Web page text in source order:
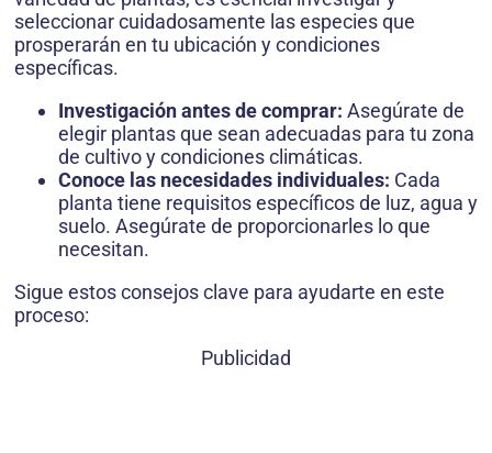
seleccionar cuidadosamente las especies que
prosperarán en tu ubicación y condiciones
específicas.
Investigación antes de comprar: Asegúrate de
elegir plantas que sean adecuadas para tu zona
de cultivo y condiciones climáticas.
Conoce las necesidades individuales: Cada
planta tiene requisitos específicos de luz, agua y
suelo. Asegúrate de proporcionarles lo que
necesitan.
Sigue estos consejos clave para ayudarte en este
proceso:
Publicidad